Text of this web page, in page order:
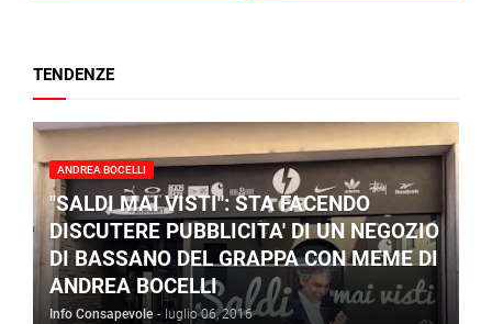
TENDENZE
ANDREA BOCELLI
"SALDI MAI VISTI": STA FACENDO
DISCUTERE PUBBLICITA' DI UN NEGOZIO
DI BASSANO DEL GRAPPA CON MEME DI
ANDREA BOCELLI
Info Consapevole - luglio 06, 2016